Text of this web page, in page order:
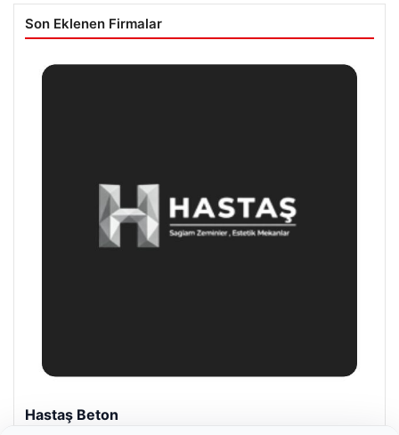
Son Eklenen Firmalar
Enes Kaplan Avukatlık Bürosu